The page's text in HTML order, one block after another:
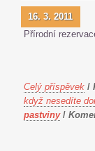
16. 3. 2011
Přírodní
Celý příspěvek /
když nesedíte
pastviny /